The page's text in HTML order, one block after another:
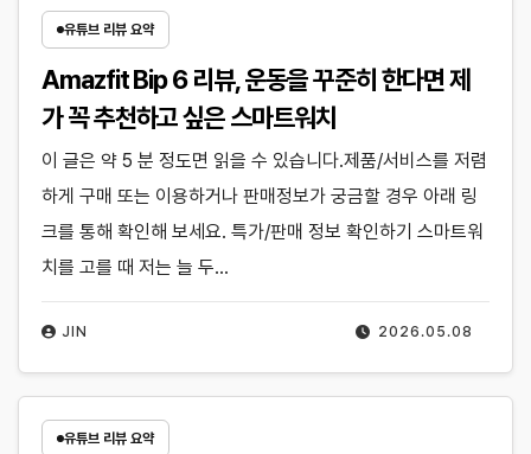
유튜브 리뷰 요약
Amazfit Bip 6 리뷰, 운동을 꾸준히 한다면 제
가 꼭 추천하고 싶은 스마트워치
2026.05.08
JIN
이 글은 약 5 분 정도면 읽을 수 있습니다.제품/서비스를 저렴
하게 구매 또는 이용하거나 판매정보가 궁금할 경우 아래 링
크를 통해 확인해 보세요. 특가/판매 정보 확인하기 스마트워
치를 고를 때 저는 늘 두…
유튜브 리뷰 요약